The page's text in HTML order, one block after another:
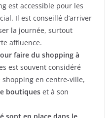
est accessible pour les
Il est conseillé d’arriver
la journée, surtout
affluence.
faire du shopping à
est souvent considéré
en centre-ville,
boutiques et à son